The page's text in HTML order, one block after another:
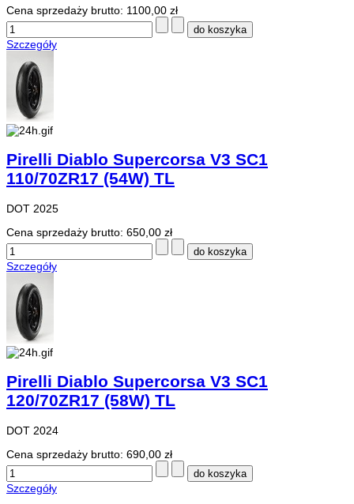
Cena sprzedaży brutto: 1100,00 zł
Szczegóły
Pirelli Diablo Supercorsa V3 SC1
110/70ZR17 (54W) TL
DOT 2025
Cena sprzedaży brutto: 650,00 zł
Szczegóły
Pirelli Diablo Supercorsa V3 SC1
120/70ZR17 (58W) TL
DOT 2024
Cena sprzedaży brutto: 690,00 zł
Szczegóły